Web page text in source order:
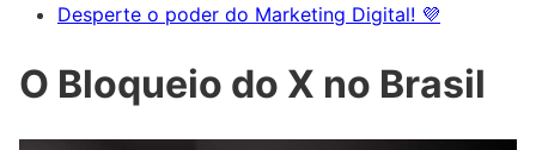
Desperte o poder do Marketing Digital! 💜
O Bloqueio do X no Brasil